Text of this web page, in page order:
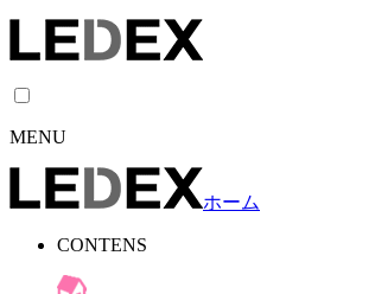
MENU
ホーム
CONTENS